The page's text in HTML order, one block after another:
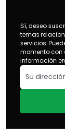
Sí, deseo
temas
servicios.
momento con
información